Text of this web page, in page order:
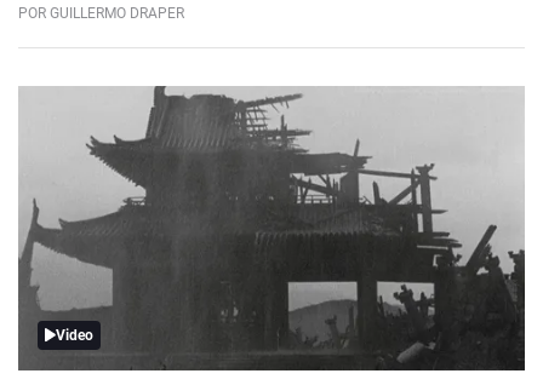
POR GUILLERMO DRAPER
Video